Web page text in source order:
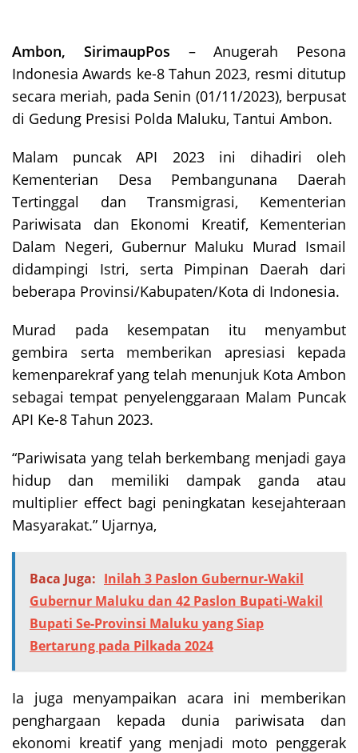
Ambon, SirimaupPos – Anugerah Pesona
Indonesia Awards ke-8 Tahun 2023, resmi ditutup
secara meriah, pada Senin (01/11/2023), berpusat
di Gedung Presisi Polda Maluku, Tantui Ambon.
Malam puncak API 2023 ini dihadiri oleh
Kementerian Desa Pembangunana Daerah
Tertinggal dan Transmigrasi, Kementerian
Pariwisata dan Ekonomi Kreatif, Kementerian
Dalam Negeri, Gubernur Maluku Murad Ismail
didampingi Istri, serta Pimpinan Daerah dari
beberapa Provinsi/Kabupaten/Kota di Indonesia.
Murad pada kesempatan itu menyambut
gembira serta memberikan apresiasi kepada
kemenparekraf yang telah menunjuk Kota Ambon
sebagai tempat penyelenggaraan Malam Puncak
API Ke-8 Tahun 2023.
“Pariwisata yang telah berkembang menjadi gaya
hidup dan memiliki dampak ganda atau
multiplier effect bagi peningkatan kesejahteraan
Masyarakat.” Ujarnya,
Baca Juga: Inilah 3 Paslon Gubernur-Wakil
Gubernur Maluku dan 42 Paslon Bupati-Wakil
Bupati Se-Provinsi Maluku yang Siap
Bertarung pada Pilkada 2024
Ia juga menyampaikan acara ini memberikan
penghargaan kepada dunia pariwisata dan
ekonomi kreatif yang menjadi moto penggerak